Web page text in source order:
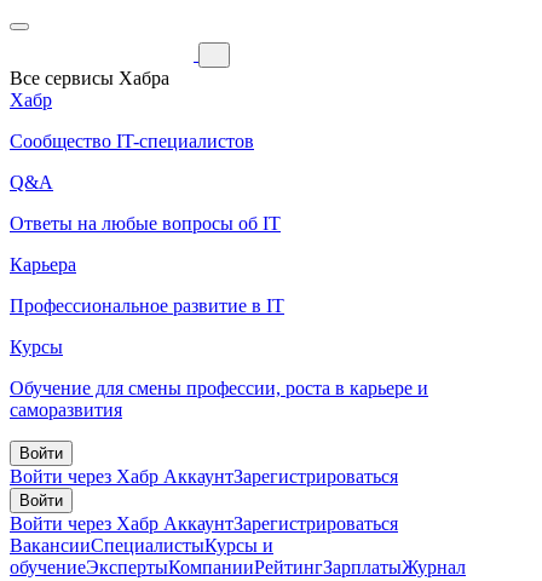
Все сервисы Хабра
Хабр
Сообщество IT-специалистов
Q&A
Ответы на любые вопросы об IT
Карьера
Профессиональное развитие в IT
Курсы
Обучение для смены профессии, роста в карьере и
саморазвития
Войти
Войти через Хабр АккаунтЗарегистрироваться
Войти
Войти через Хабр АккаунтЗарегистрироваться
ВакансииСпециалистыКурсы и
обучениеЭкспертыКомпанииРейтингЗарплатыЖурнал